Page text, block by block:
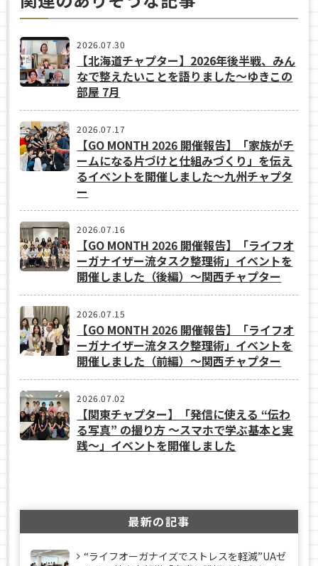
2026.07.30
【北海道チャプター】2026年後半戦、みん
なで整えたいことを語りました～ゆきこの
部屋 7月
2026.07.17
【GO MONTH 2026 開催報告】「家族がチ
ームになる片づけと仕組みづくり」を伝え
るイベントを開催しました～九州チャプタ
ー
2026.07.16
【GO MONTH 2026 開催報告】「ライフオ
ーガナイザー流タスク整理術」イベントを
開催しました（後編）～関西チャプター
2026.07.15
【GO MONTH 2026 開催報告】「ライフオ
ーガナイザー流タスク整理術」イベントを
開催しました（前編）～関西チャプター
2026.07.02
【関東チャプター】「発信に使える “伝わ
る写真” の撮り方 ～スマホで学ぶ基本と実
践～」イベントを開催しました
最新の記事
“ライフオーガナイズでストレスを軽減”UAゼ